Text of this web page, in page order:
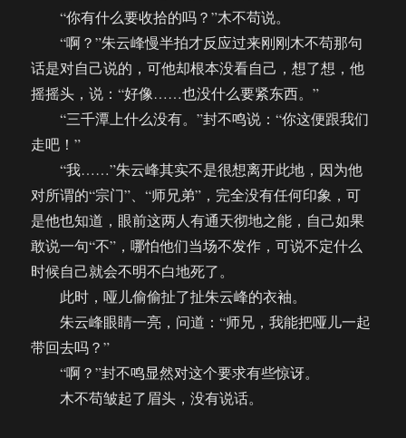
“你有什么要收拾的吗？”木不苟说。
“啊？”朱云峰慢半拍才反应过来刚刚木不苟那句
话是对自己说的，可他却根本没看自己，想了想，他
摇摇头，说：“好像……也没什么要紧东西。”
“三千潭上什么没有。”封不鸣说：“你这便跟我们
走吧！”
“我……”朱云峰其实不是很想离开此地，因为他
对所谓的“宗门”、“师兄弟”，完全没有任何印象，可
是他也知道，眼前这两人有通天彻地之能，自己如果
敢说一句“不”，哪怕他们当场不发作，可说不定什么
时候自己就会不明不白地死了。
此时，哑儿偷偷扯了扯朱云峰的衣袖。
朱云峰眼睛一亮，问道：“师兄，我能把哑儿一起
带回去吗？”
“啊？”封不鸣显然对这个要求有些惊讶。
木不苟皱起了眉头，没有说话。